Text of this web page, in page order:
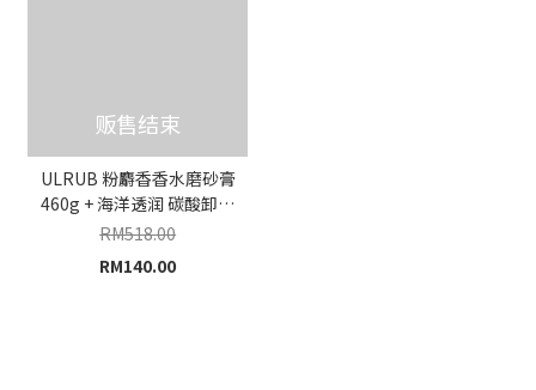
贩售结束
ULRUB 粉麝香香水磨砂膏
460g + 海洋透润 碳酸卸妆
水凝露 50ml
RM518.00
RM140.00